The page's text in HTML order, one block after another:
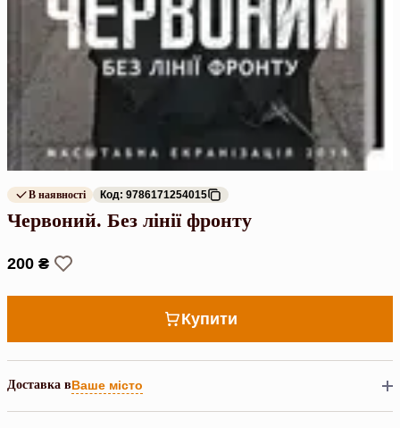
В наявності Код: 9786171254015
Червоний. Без лінії фронту
200 ₴
Купити
Доставка вВаше місто